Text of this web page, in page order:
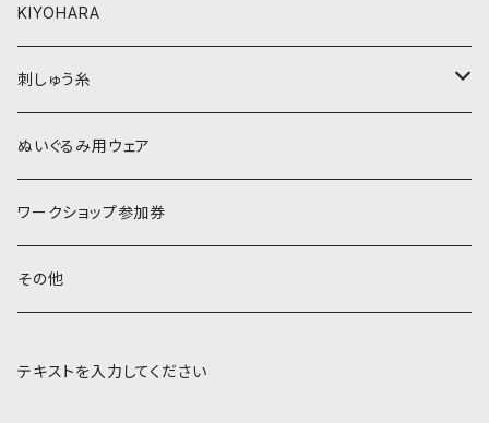
KIYOHARA
刺しゅう糸
COSMO 25番刺しゅう糸
ぬいぐるみ用ウェア
ワークショップ参加券
その他
テキストを入力してください